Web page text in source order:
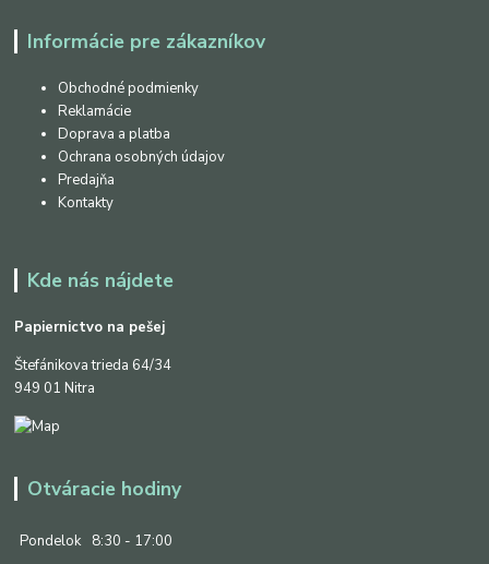
Informácie pre zákazníkov
Obchodné podmienky
Reklamácie
Doprava a platba
Ochrana osobných údajov
Predajňa
Kontakty
Kde nás nájdete
Papiernictvo na pešej
Štefánikova trieda 64/34
949 01 Nitra
Otváracie hodiny
Pondelok
8:30 - 17:00